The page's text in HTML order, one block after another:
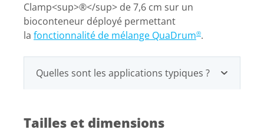
Clamp<sup>®</sup> de 7,6 cm sur un
bioconteneur déployé permettant
la fonctionnalité de mélange QuaDrum®.
Quelles sont les applications typiques ?
Tailles et dimensions